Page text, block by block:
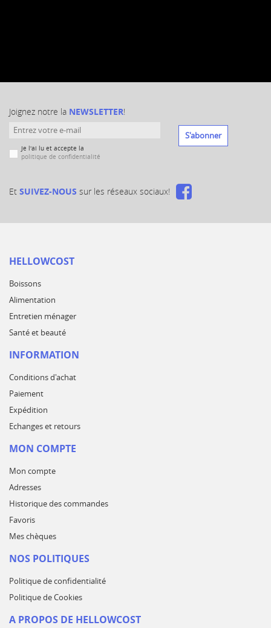
Joignez notre la NEWSLETTER!
Je l'ai lu et accepte la
politique de confidentialité
S'abonner
Et SUIVEZ-NOUS sur les réseaux sociaux!
HELLOWCOST
Boissons
Alimentation
Entretien ménager
Santé et beauté
INFORMATION
Conditions d'achat
Paiement
Expédition
Echanges et retours
MON COMPTE
Mon compte
Adresses
Historique des commandes
Favoris
Mes chèques
NOS POLITIQUES
Politique de confidentialité
Politique de Cookies
A PROPOS DE HELLOWCOST